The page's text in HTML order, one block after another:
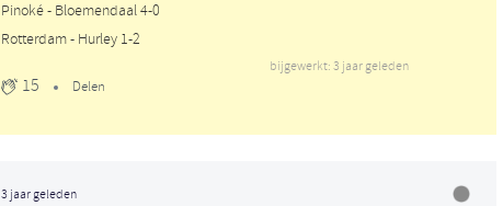
Pinoké - Bloemendaal 4-0
Rotterdam - Hurley 1-2
bijgewerkt: 3 jaar geleden
15 Delen
3 jaar geleden